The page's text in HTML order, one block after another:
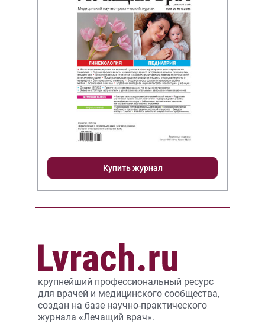
Купить журнал
крупнейший профессиональный ресурс
для врачей и медицинского сообщества,
создан на базе научно-практического
журнала «Лечащий врач».